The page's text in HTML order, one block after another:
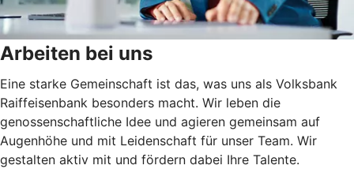
Arbeiten bei uns
Eine starke Gemeinschaft ist das, was uns als Volksbank
Raiffeisenbank besonders macht. Wir leben die
genossenschaftliche Idee und agieren gemeinsam auf
Augenhöhe und mit Leidenschaft für unser Team. Wir
gestalten aktiv mit und fördern dabei Ihre Talente.